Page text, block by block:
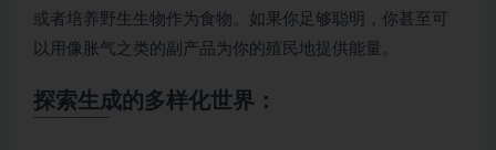
或者培养野生生物作为食物。如果你足够聪明，你甚至可
以用像胀气之类的副产品为你的殖民地提供能量。
探索生成的多样化世界：